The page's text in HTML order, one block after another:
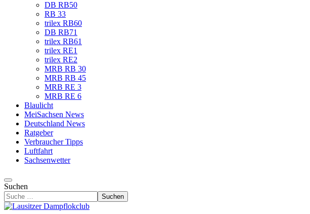
DB RB50
RB 33
trilex RB60
DB RB71
trilex RB61
trilex RE1
trilex RE2
MRB RB 30
MRB RB 45
MRB RE 3
MRB RE 6
Blaulicht
MeiSachsen News
Deutschland News
Ratgeber
Verbraucher Tipps
Luftfahrt
Sachsenwetter
Suchen
Suchen